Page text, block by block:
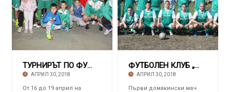
ТУРНИРЪТ ПО ФУТБОЛ НА ГЕРБ – ПИРДОП С рекорд
АПРИЛ 30, 2018
От 16 до 19 април на
ФУТБОЛЕН КЛУБ „ПИРДОП“ Отстъпи на лидера в
АПРИЛ 30, 2018
Първи домакински мач